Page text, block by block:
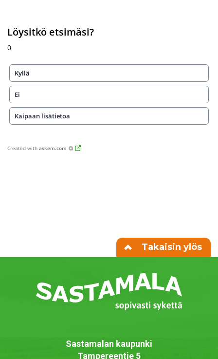
Löysitkö etsimäsi?
0
Kyllä
Ei
Kaipaan lisätietoa
Created with askem.com
Takaisin ylös
Sastamalan kaupunki
Tampereentie 5